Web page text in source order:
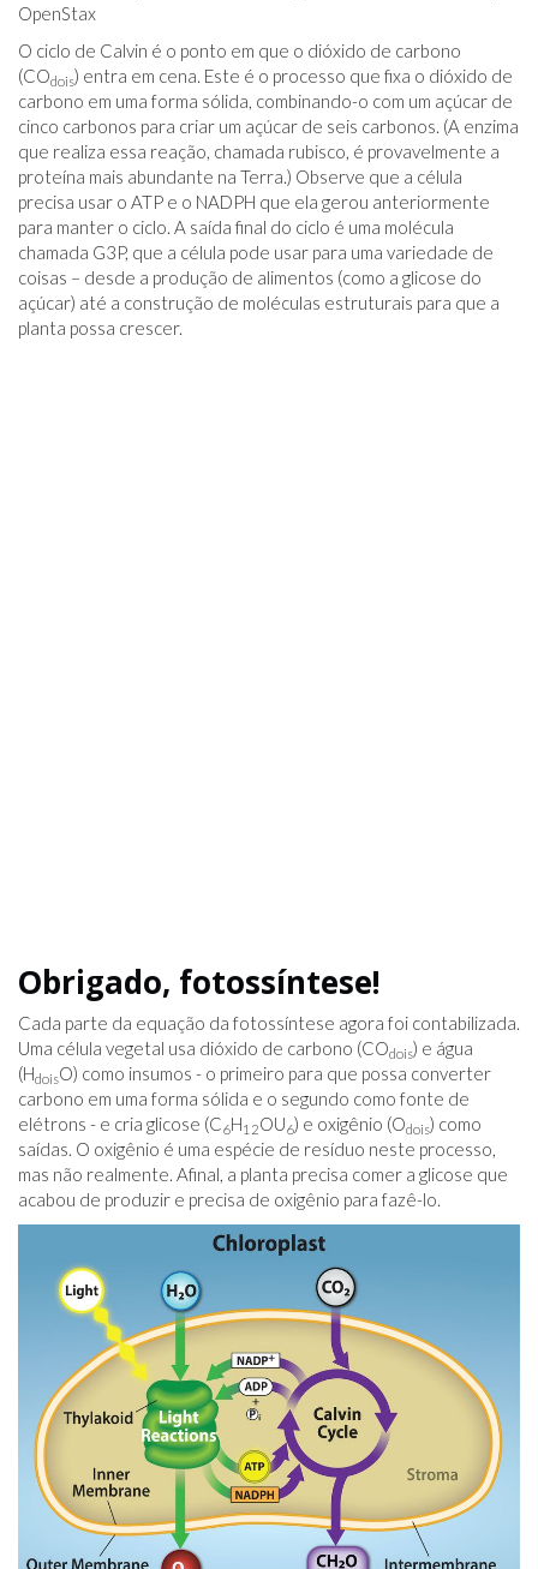
OpenStax
O ciclo de Calvin é o ponto em que o dióxido de carbono
(COdois) entra em cena. Este é o processo que fixa o dióxido de
carbono em uma forma sólida, combinando-o com um açúcar de
cinco carbonos para criar um açúcar de seis carbonos. (A enzima
que realiza essa reação, chamada rubisco, é provavelmente a
proteína mais abundante na Terra.) Observe que a célula
precisa usar o ATP e o NADPH que ela gerou anteriormente
para manter o ciclo. A saída final do ciclo é uma molécula
chamada G3P, que a célula pode usar para uma variedade de
coisas – desde a produção de alimentos (como a glicose do
açúcar) até a construção de moléculas estruturais para que a
planta possa crescer.
Obrigado, fotossíntese!
Cada parte da equação da fotossíntese agora foi contabilizada.
Uma célula vegetal usa dióxido de carbono (COdois) e água
(HdoisO) como insumos - o primeiro para que possa converter
carbono em uma forma sólida e o segundo como fonte de
elétrons - e cria glicose (C6H12OU6) e oxigênio (Odois) como
saídas. O oxigênio é uma espécie de resíduo neste processo,
mas não realmente. Afinal, a planta precisa comer a glicose que
acabou de produzir e precisa de oxigênio para fazê-lo.